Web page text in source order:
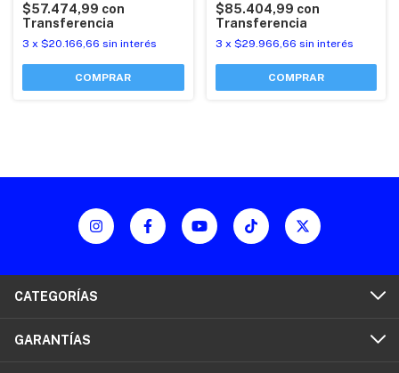
$57.474,99 con
Transferencia
3 x $20.166,66 sin interés
COMPRAR
$85.404,99 con
Transferencia
3 x $29.966,66 sin interés
COMPRAR
CATEGORÍAS
GARANTÍAS